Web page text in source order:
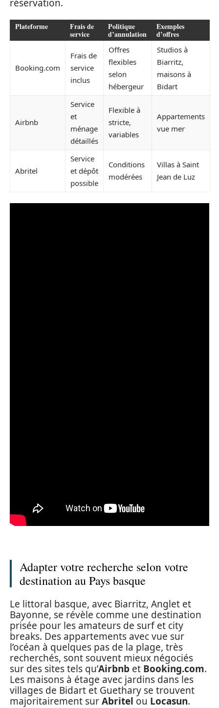
réservation.
Plateforme Frais de
service
Politique
d’annulation
Exemples
d’offres
Booking.com
Frais de
service
inclus
Offres
flexibles
selon
hébergeur
Studios à
Biarritz,
maisons à
Bidart
Airbnb
Service
et
ménage
détaillés
Flexible à
stricte,
variables
Appartements
vue mer
Abritel
Service
et dépôt
possible
Conditions
modérées
Villas à Saint
Jean de Luz
Adapter votre recherche selon votre
destination au Pays basque
Le littoral basque, avec Biarritz, Anglet et
Bayonne, se révèle comme une destination
prisée pour les amateurs de surf et city
breaks. Des appartements avec vue sur
l’océan à quelques pas de la plage, très
recherchés, sont souvent mieux négociés
sur des sites tels qu’Airbnb et Booking.com.
Les maisons à étage avec jardins dans les
villages de Bidart et Guethary se trouvent
majoritairement surAbritel ou Locasun.